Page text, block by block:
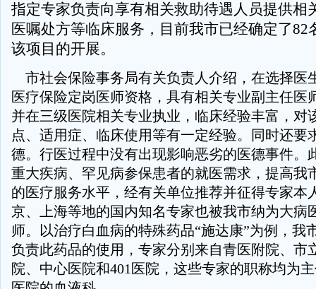
指定专家负责向享有相关救助待遇人员提供相
医嘱处方等临床服务，目前我市已经确定了82
该项目的开展。
市社会保险事务局有关负责人介绍，在选择医
医疗保险定岗医师资格，具有相关专业副主任医
并在三级医院相关专业执业，临床经验丰富，对
点、适用症、临床使用等有一定经验。同时还要
德。行医过程中没有出现影响恶劣的医德事件。
重大疾病、罕见病参保患者的就医需求，提高我
的医疗服务水平，经有关单位推荐并征得专家本
京、上海等地的国内知名专家也被我市纳为大病
师。以治疗白血病的特殊药品“施达康”为例，我
负责此药品的使用，专家分别来自青医附院、市
院、中心医院和401医院，这些专家的职称均为